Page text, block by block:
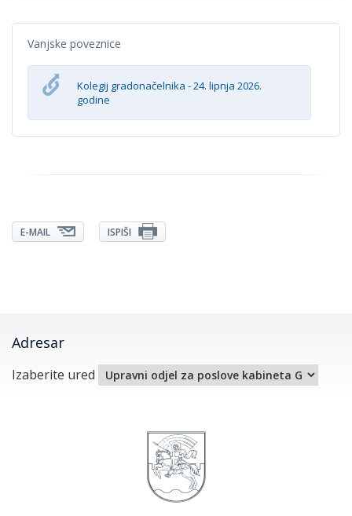
Vanjske poveznice
Kolegij gradonačelnika - 24. lipnja 2026.
godine
E-MAIL ISPIŠI
Adresar
Izaberite ured